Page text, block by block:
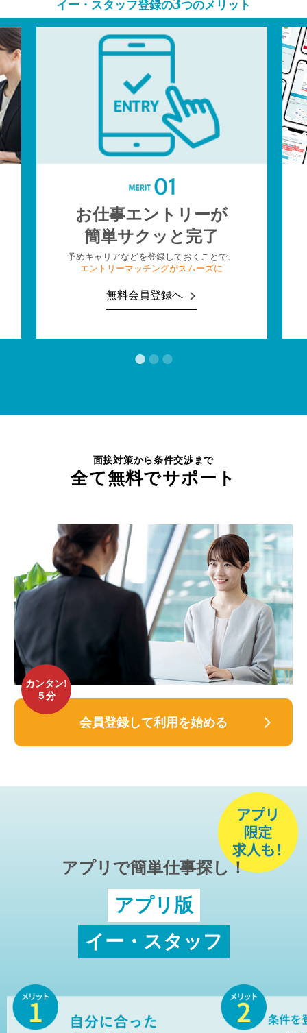
イー・スタッフ登録の つのメリット
お仕事エントリーが
簡単サクッと完了
予めキャリアなどを登録しておくことで、
エントリーマッチングがスムーズに
無料会員登録へ
面接対策から条件交渉まで
全て無料でサポート
カンタン!
５分
会員登録して利用を始める
アプリで簡単仕事探し！
アプリ版
イー・スタッフ